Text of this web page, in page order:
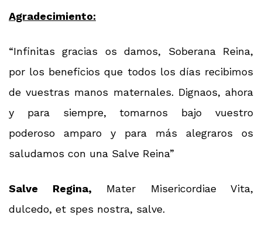
Agradecimiento:
“Infinitas gracias os damos, Soberana Reina,
por los beneficios que todos los días recibimos
de vuestras manos maternales. Dignaos, ahora
y para siempre, tomarnos bajo vuestro
poderoso amparo y para más alegraros os
saludamos con una Salve Reina”
Salve Regina, Mater Misericordiae Vita,
dulcedo, et spes nostra, salve.